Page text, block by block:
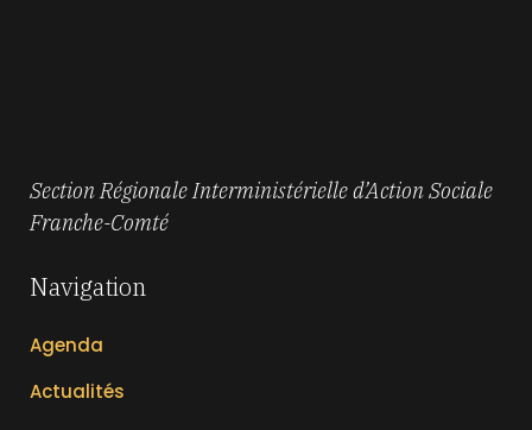
Section Régionale Interministérielle d’Action Sociale
Franche-Comté
Navigation
Agenda
Actualités